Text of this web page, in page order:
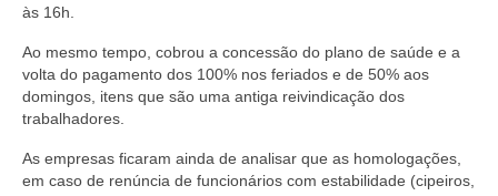
Aplicativo Comerciários RJ
Acordo de Feriado para Empresas
CIPA
às 16h.
Ao mesmo tempo, cobrou a concessão do plano de saúde e a
volta do pagamento dos 100% nos feriados e de 50% aos
domingos, itens que são uma antiga reivindicação dos
trabalhadores.
As empresas ficaram ainda de analisar que as homologações,
em caso de renúncia de funcionários com estabilidade (cipeiros,